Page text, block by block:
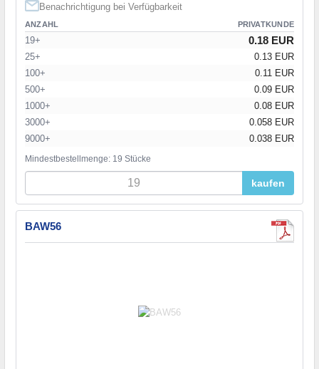
Benachrichtigung bei Verfügbarkeit
ANZAHL PRIVATKUNDE
19+ 0.18 EUR
25+
0.13 EUR
100+
0.11 EUR
500+
0.09 EUR
1000+
0.08 EUR
3000+
0.058 EUR
9000+
0.038 EUR
Mindestbestellmenge: 19 Stücke
kaufen
BAW56